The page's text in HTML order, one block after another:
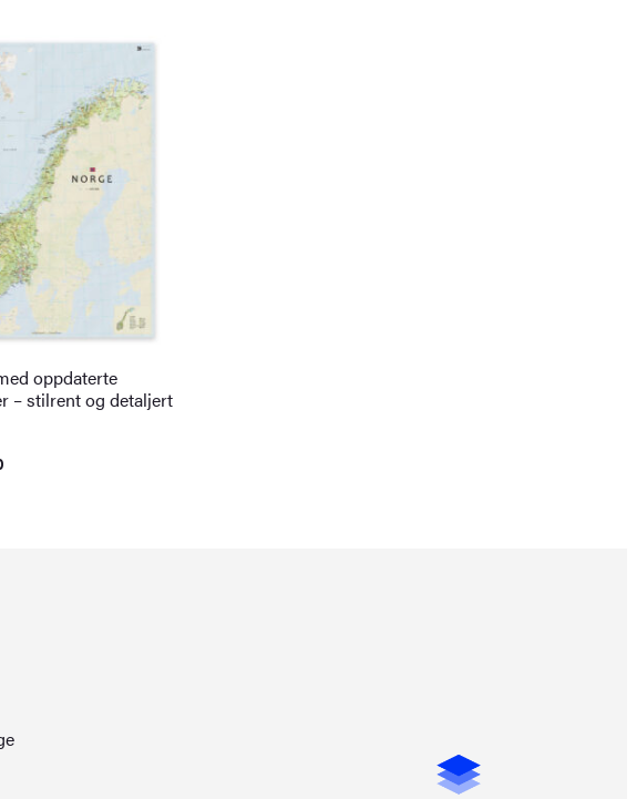
oppdaterte
– stilrent og detaljert